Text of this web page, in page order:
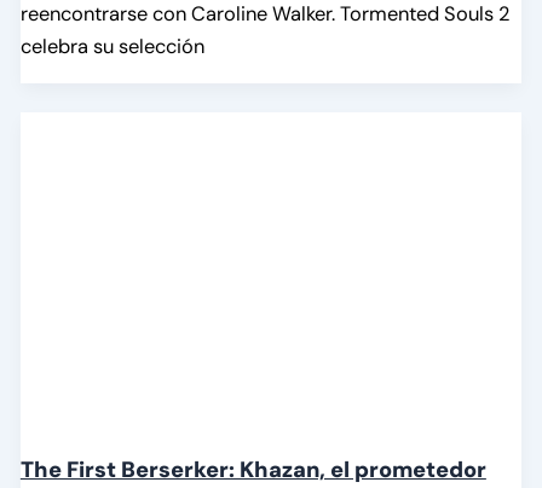
reencontrarse con Caroline Walker. Tormented Souls 2
celebra su selección
The First Berserker: Khazan, el prometedor